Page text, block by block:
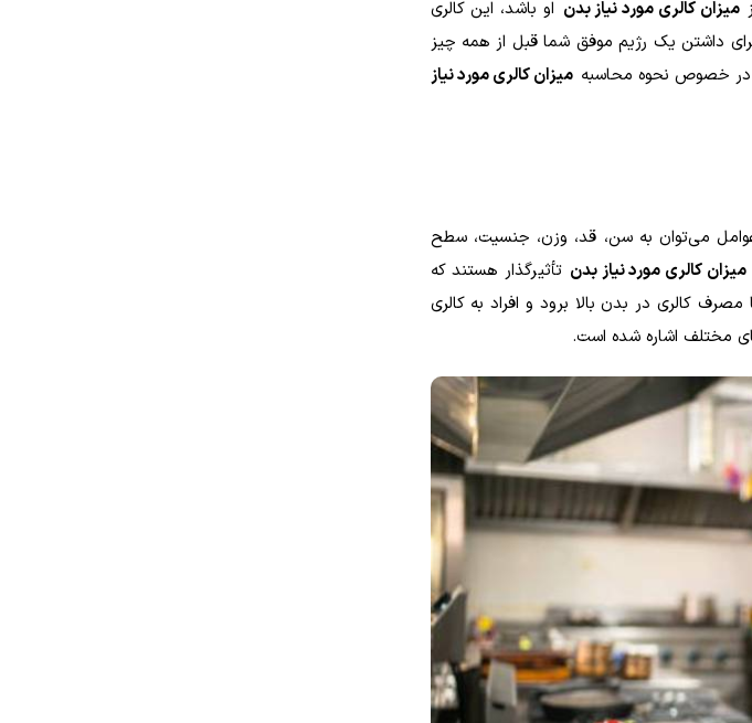
میزان کالری مورد نیاز بدن او باشد، این کالری
داشتن یک رژیم موفق شما قبل از همه چیز
در خصوص نحوه محاسبه میزان کالری مورد نیاز
می‌توان به سن، قد، وزن، جنسیت، سطح
میزان کالری مورد نیاز بدن تأثیر‌گذار هستند که
کالری در بدن بالا برود و افراد به کالری
مختلف اشاره شده است.